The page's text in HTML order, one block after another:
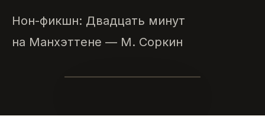
Нон-фикшн: Двадцать минут
на Манхэттене — М. Соркин